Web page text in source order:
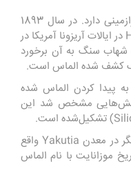
موزانایت طبیعی در حقیقت منبعی فرازمینی دارد. در سال 1893
برنده جایزه نوبل، دکتر Henri Moissan در ایالات آریزونا آمریکا در
شهاب‌ سنگ به آن برخورد
کشف‌ شده الماس است.
به پیدا کردن الماس شده
مشخص شد این
بعدها و در سال 1950 این سنگ بار دیگر در معدن Yakutia واقع
موزانایت با نام الماس